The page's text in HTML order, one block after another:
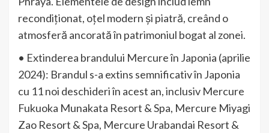
recondiționat, oțel modern și piatră, creând o
atmosferă ancorată în patrimoniul bogat al zonei.
• Extinderea brandului Mercure în Japonia (aprilie
2024): Brandul s-a extins semnificativ în Japonia
cu 11 noi deschideri în acest an, inclusiv Mercure
Fukuoka Munakata Resort & Spa, Mercure Miyagi
Zao Resort & Spa, Mercure Urabandai Resort &